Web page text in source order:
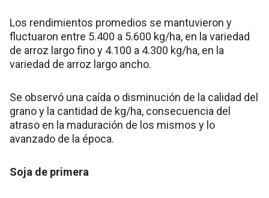
Los rendimientos promedios se mantuvieron y
fluctuaron entre 5.400 a 5.600 kg/ha, en la variedad
de arroz largo fino y 4.100 a 4.300 kg/ha, en la
variedad de arroz largo ancho.
Se observó una caída o disminución de la calidad del
grano y la cantidad de kg/ha, consecuencia del
atraso en la maduración de los mismos y lo
avanzado de la época.
Soja de primera